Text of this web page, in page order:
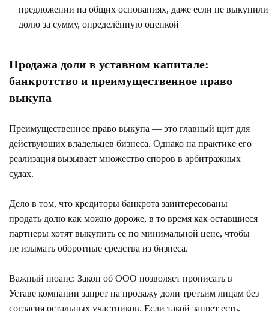
предложении на общих основаниях, даже если не выкупили
долю за сумму, определённую оценкой
Продажа доли в уставном капитале:
банкротство и преимущественное право
выкупа
Преимущественное право выкупа — это главный щит для
действующих владельцев бизнеса. Однако на практике его
реализация вызывает множество споров в арбитражных
судах.
Дело в том, что кредиторы банкрота заинтересованы
продать долю как можно дороже, в то время как оставшиеся
партнеры хотят выкупить ее по минимальной цене, чтобы
не изымать оборотные средства из бизнеса.
Важный нюанс: Закон об ООО позволяет прописать в
Уставе компании запрет на продажу доли третьим лицам без
согласия остальных участников. Если такой запрет есть,